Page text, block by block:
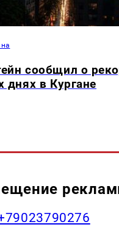
сообщил о
днях в Кургане